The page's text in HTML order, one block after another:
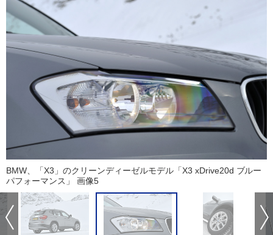
BMW、「X3」のクリーンディーゼルモデル「X3 xDrive20d ブルー
パフォーマンス」 画像5